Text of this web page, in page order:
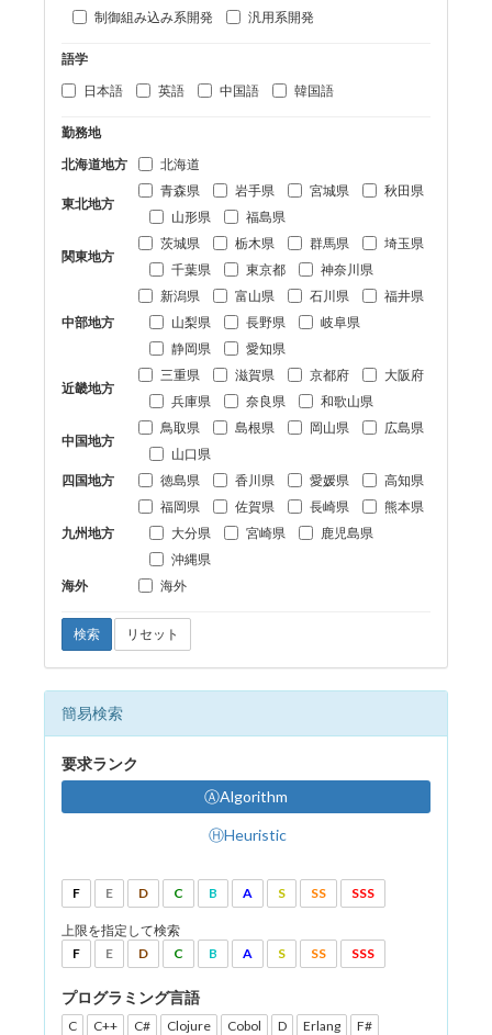
制御組み込み系開発
汎用系開発
語学
日本語
英語 中国語 韓国語
勤務地
北海道地方
北海道
東北地方
青森県 岩手県 宮城県
秋田県
山形県
福島県
関東地方
茨城県 栃木県 群馬県
埼玉県
千葉県
東京都 神奈川県
中部地方
新潟県 富山県 石川県
福井県
山梨県
長野県
岐阜県
静岡県
愛知県
近畿地方
三重県 滋賀県 京都府
大阪府
兵庫県
奈良県 和歌山県
中国地方
鳥取県 島根県 岡山県
広島県
山口県
四国地方
徳島県 香川県 愛媛県 高知県
九州地方
福岡県 佐賀県 長崎県
熊本県
大分県
宮崎県
鹿児島県
沖縄県
海外
海外
検索 リセット
簡易検索
要求ランク
ⒶAlgorithm
ⒽHeuristic
F E D C B A S SS SSS
上限を指定して検索
F
E D C B A S SS SSS
プログラミング言語
C C++ C# Clojure Cobol D Erlang
F#